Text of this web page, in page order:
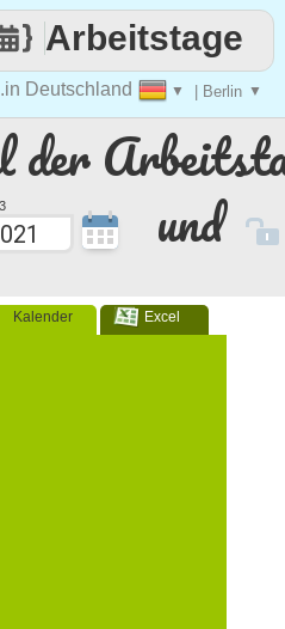
der
und
Kalender Excel
Deutschland ▼ | Berlin ▼
Arbeitstage